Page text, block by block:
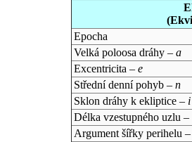
Epocha
Velká poloosa dráhy – a
Excentricita – e
Střední denní pohyb – n
Sklon dráhy k ekliptice – i
Délka vzestupného uzlu –
Argument šířky perihelu